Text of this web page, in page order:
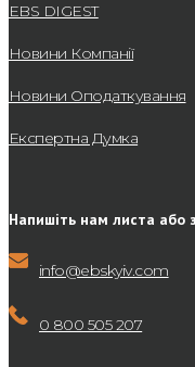
EBS DIGEST
Новини Компанії
Новини Оподаткування
Експертна Думка
Напишіть нам листа або
info@ebskyiv.com
0 800 505 207